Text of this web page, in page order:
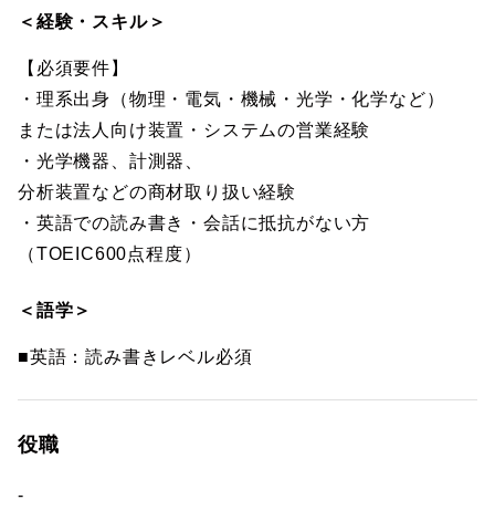
＜経験・スキル＞
【必須要件】
・理系出身（物理・電気・機械・光学・化学など）
または法人向け装置・システムの営業経験
・光学機器、計測器、
分析装置などの商材取り扱い経験
・英語での読み書き・会話に抵抗がない方
（TOEIC600点程度）
＜語学＞
■英語：読み書きレベル必須
役職
-